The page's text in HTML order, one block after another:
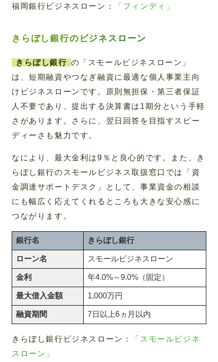
福岡銀行ビジネスローン： 「フィンディ」
きらぼし銀行のビジネスローン
きらぼし銀行 の「スモールビジネスローン」
は、短期融資やつなぎ融資に最適な個人事業主向
けビジネスローンです。原則無担保・第三者保証
人不要であり、提出する決算書は1期分という手軽
さがあります。さらに、翌日回答を目指すスピー
ディーさも魅力です。
なにより、最大金利は9％と良心的です。また、き
らぼし銀行のスモールビジネス取扱窓口では「資
金調達サポートデスク」として、事業資金の相談
にも幅広く応えてくれるところも大きな安心感に
つながります。
銀行名 きらぼし銀行
ローン名 スモールビジネスローン
金利 年4.0%～9.0%（固定）
最大借入金額 1,000万円
融資期間 7日以上6ヵ月以内
きらぼし銀行ビジネスローン：
「スモールビジネ
スローン」